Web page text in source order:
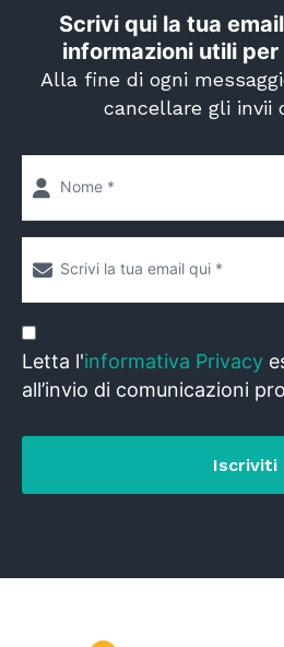
Scrivi qui la tua
informazioni utili
Alla fine di ogni
cancellare gli invii
Letta l'informativa Privacy
all’invio di comunicazioni
Iscriviti